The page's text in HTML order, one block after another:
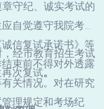
守纪、诚实考试的
自觉遵守我院考场
信复试承诺书》等
束前不得对外透露
关情况。对在研究
理规定和考场纪
经市教育招生考试
次复试。